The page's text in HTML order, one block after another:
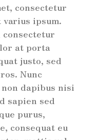
consectetur
ipsum.
consectetur
at porta
justo, sed
Nunc
dapibus nisi
sapien sed
purus,
consequat eu